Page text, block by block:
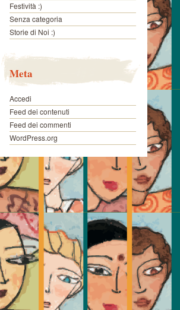
Festività :)
Senza categoria
Storie di Noi :)
Meta
Accedi
Feed dei contenuti
Feed dei commenti
WordPress.org